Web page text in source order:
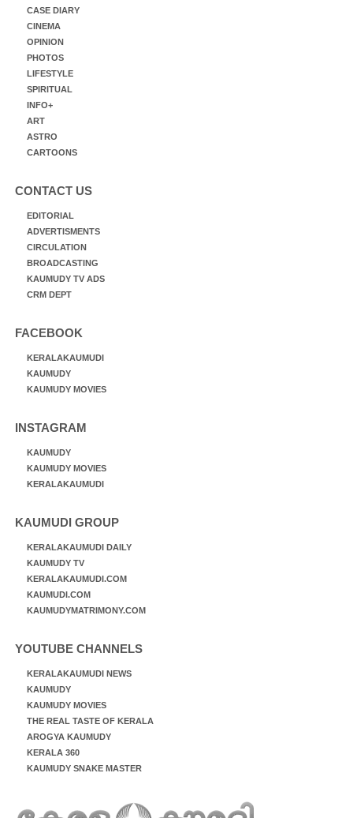
CASE DIARY
CINEMA
OPINION
PHOTOS
LIFESTYLE
SPIRITUAL
INFO+
ART
ASTRO
CARTOONS
CONTACT US
EDITORIAL
ADVERTISMENTS
CIRCULATION
BROADCASTING
KAUMUDY TV ADS
CRM DEPT
FACEBOOK
KERALAKAUMUDI
KAUMUDY
KAUMUDY MOVIES
INSTAGRAM
KAUMUDY
KAUMUDY MOVIES
KERALAKAUMUDI
KAUMUDI GROUP
KERALAKAUMUDI DAILY
KAUMUDY TV
KERALAKAUMUDI.COM
KAUMUDI.COM
KAUMUDYMATRIMONY.COM
YOUTUBE CHANNELS
KERALAKAUMUDI NEWS
KAUMUDY
KAUMUDY MOVIES
THE REAL TASTE OF KERALA
AROGYA KAUMUDY
KERALA 360
KAUMUDY SNAKE MASTER